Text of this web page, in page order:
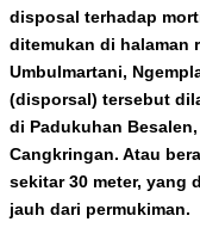
disposal terhadap
ditemukan di halaman
Umbulmartani,
(disporsal) tersebut
di Padukuhan
Cangkringan. Atau
sekitar 30 meter, yang
jauh dari permukiman.